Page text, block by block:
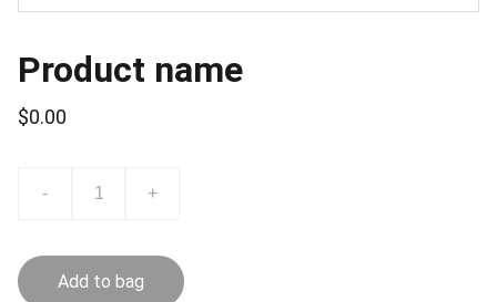
Product name
$0.00
- +
Add to bag